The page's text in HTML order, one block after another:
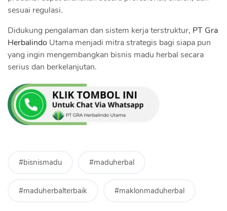
sesuai regulasi.
Didukung pengalaman dan sistem kerja terstruktur, PT Gra
Herbalindo Utama menjadi mitra strategis bagi siapa pun
yang ingin mengembangkan bisnis madu herbal secara
serius dan berkelanjutan.
#bisnismadu #maduherbal
#maduherbalterbaik #maklonmaduherbal